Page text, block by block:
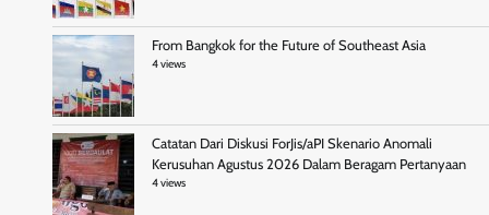
From Bangkok for the Future of Southeast Asia
4 views
Catatan Dari Diskusi ForJis/aPI Skenario Anomali
Kerusuhan Agustus 2026 Dalam Beragam Pertanyaan
4 views